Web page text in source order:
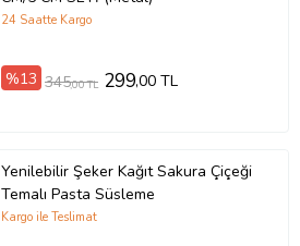
24 Saatte Kargo
%13 345,00 TL 299,00 TL
Yenilebilir Şeker Kağıt Sakura Çiçeği
Temalı Pasta Süsleme
Kargo ile Teslimat